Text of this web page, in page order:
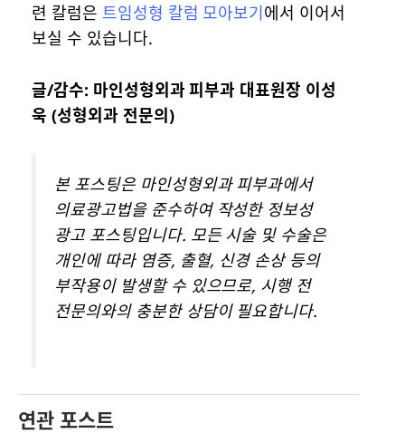
련 칼럼은 트임성형 칼럼 모아보기에서 이어서
보실 수 있습니다.
글/감수: 마인성형외과 피부과 대표원장 이성
욱 (성형외과 전문의)
본 포스팅은 마인성형외과 피부과에서
의료광고법을 준수하여 작성한 정보성
광고 포스팅입니다. 모든 시술 및 수술은
개인에 따라 염증, 출혈, 신경 손상 등의
부작용이 발생할 수 있으므로, 시행 전
전문의와의 충분한 상담이 필요합니다.
연관 포스트